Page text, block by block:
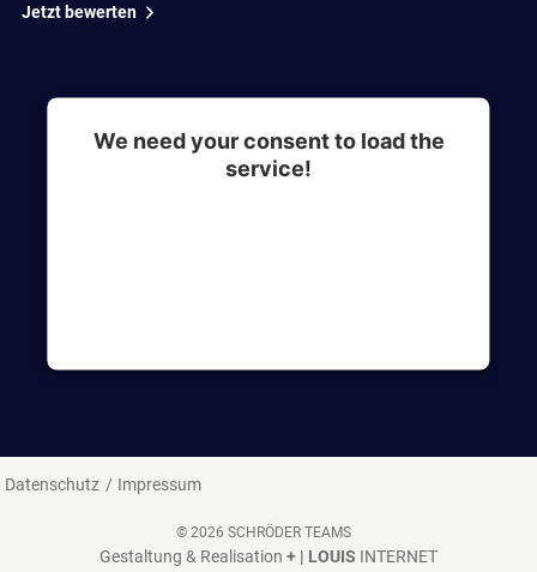
Jetzt bewerten
We need your consent to load the
service!
Datenschutz Impressum
© 2026 SCHRÖDER TEAMS
Gestaltung & Realisation + | LOUIS INTERNET